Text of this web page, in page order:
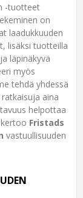
-tuotteet
on
laadukkuuden
lisäksi tuotteilla
läpinäkyvä
myös
tehdä yhdessä
aina
helpottaa
Fristads
vastuullisuuden